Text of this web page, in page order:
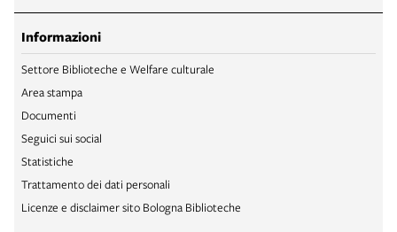
Informazioni
Settore Biblioteche e Welfare culturale
Area stampa
Documenti
Seguici sui social
Statistiche
Trattamento dei dati personali
Licenze e disclaimer sito Bologna Biblioteche